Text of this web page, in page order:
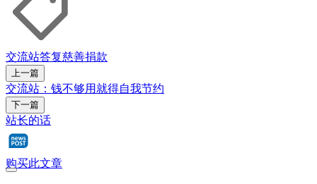
交流站答复慈善捐款
上一篇
交流站：钱不够用就得自我节约
下一篇
站长的话
购买此文章